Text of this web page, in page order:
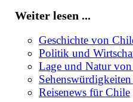
Weiter lesen ...
Geschichte von
Politik und
Lage und Natur
Reisenews für Chile